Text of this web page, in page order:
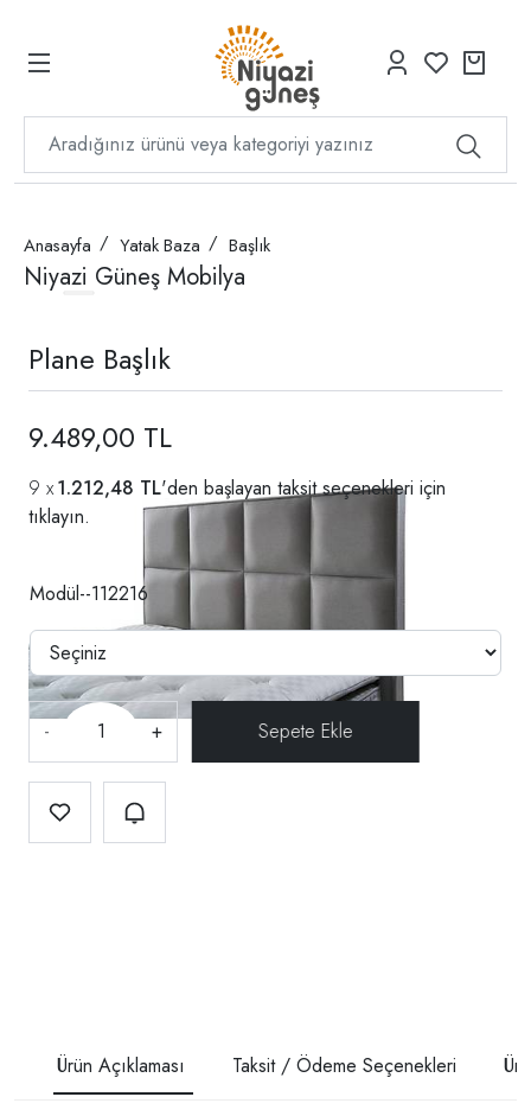
Anasayfa Yatak Baza Başlık
Niyazi Güneş Mobilya
Plane Başlık
9.489,00 TL
1.212,48 TL'den başlayan taksit seçenekleri için
tıklayın.
Modül--112216
- +
Ürün Açıklaması Taksit / Ödeme Seçenekleri